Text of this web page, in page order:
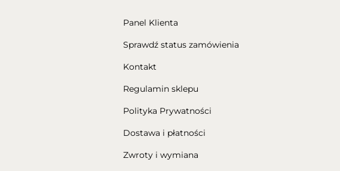
Panel Klienta
Sprawdź status zamówienia
Kontakt
Regulamin sklepu
Polityka Prywatności
Dostawa i płatności
Zwroty i wymiana